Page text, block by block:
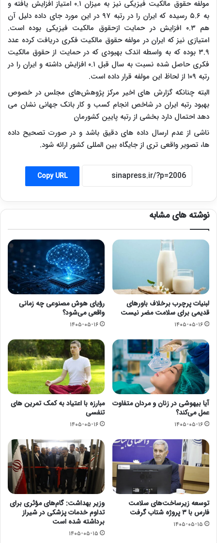
مولفه حقوق مالکیت فیزیکی نیز به میزان ۰.۱ امتیاز افزایش یافته و
به ۵.۶ رسیده که ایران را در رتبه ۹۷ در این مورد جای داده دلیل آن
هم ۰.۳ افزایش در حمایت ازحقوق مالکیت فیزیکی بوده است.
امتیازی نیز که ایران در مولفه حقوق مالکیت فکری دریافت کرده عدد
۳.۹ بوده که به واسطه اندک بهبودی که در حمایت از حقوق مالکیت
فکری حاصل شده نسبت به سال قبل ۰.۱ افزایش داشته و ایران را در
رتبه ۱۰۹ از لحاظ این مولفه قرار داده است.
البته چنانکه گزارش های اخیر مرکز پژوهش‌های مجلس در خصوص
بهبود رتبه ایران در شاخص انجام کسب و کار بانک جهانی نشان می
دهد احتمال دارد بخشی از رتبه پایین کشورمان
ناشی از عدم ارسال داده های دقیق باشد و در صورت تصحیح داده
ها، تصویر واقعی تری از جایگاه بین المللی کشور ارائه شود.
Copy URL
نوشته های مشابه
لبنیات پرچرب برخلاف باورهای
قدیمی برای سلامت مضر نیست
۱۴۰۵-۰۵-۱۶
رؤیای هوش مصنوعی چه زمانی
واقعی می‌شود؟
۱۴۰۵-۰۵-۱۶
آیا بیهوشی در زنان و مردان متفاوت
عمل می‌کند؟
۱۴۰۵-۰۵-۱۶
مبارزه با اعتیاد به کمک تمرین های
تنفسی
۱۴۰۵-۰۵-۱۶
توسعه زیرساخت‌های سلامت
فارس با ۳ پروژه شتاب گرفت
۱۴۰۵-۰۵-۱۵
وزیر بهداشت: گام‌های مؤثری برای
تداوم خدمات پزشکی در شیراز
برداشته شده است
۱۴۰۵-۰۵-۱۵